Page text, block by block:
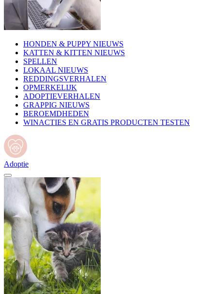
HONDEN & PUPPY NIEUWS
KATTEN & KITTEN NIEUWS
SPELLEN
LOKAAL NIEUWS
REDDINGSVERHALEN
OPMERKELIJK
ADOPTIEVERHALEN
GRAPPIG NIEUWS
BEROEMDHEDEN
WINACTIES EN GRATIS PRODUCTEN TESTEN
Adoptie